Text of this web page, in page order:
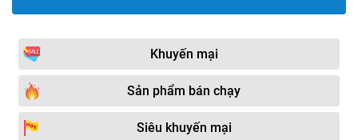
Bếp điện từ Grasso Bếp điện từ Giovani
Bếp điện từ ABBAKA
Bếp điện từ KOCHER Bếp điện từ BATANI
Bếp điện từ Hitachi Bếp điện từ Amica
Bếp điện từ BAUMATIC
Khuyến mại
Sản phẩm bán chạy
Siêu khuyến mại